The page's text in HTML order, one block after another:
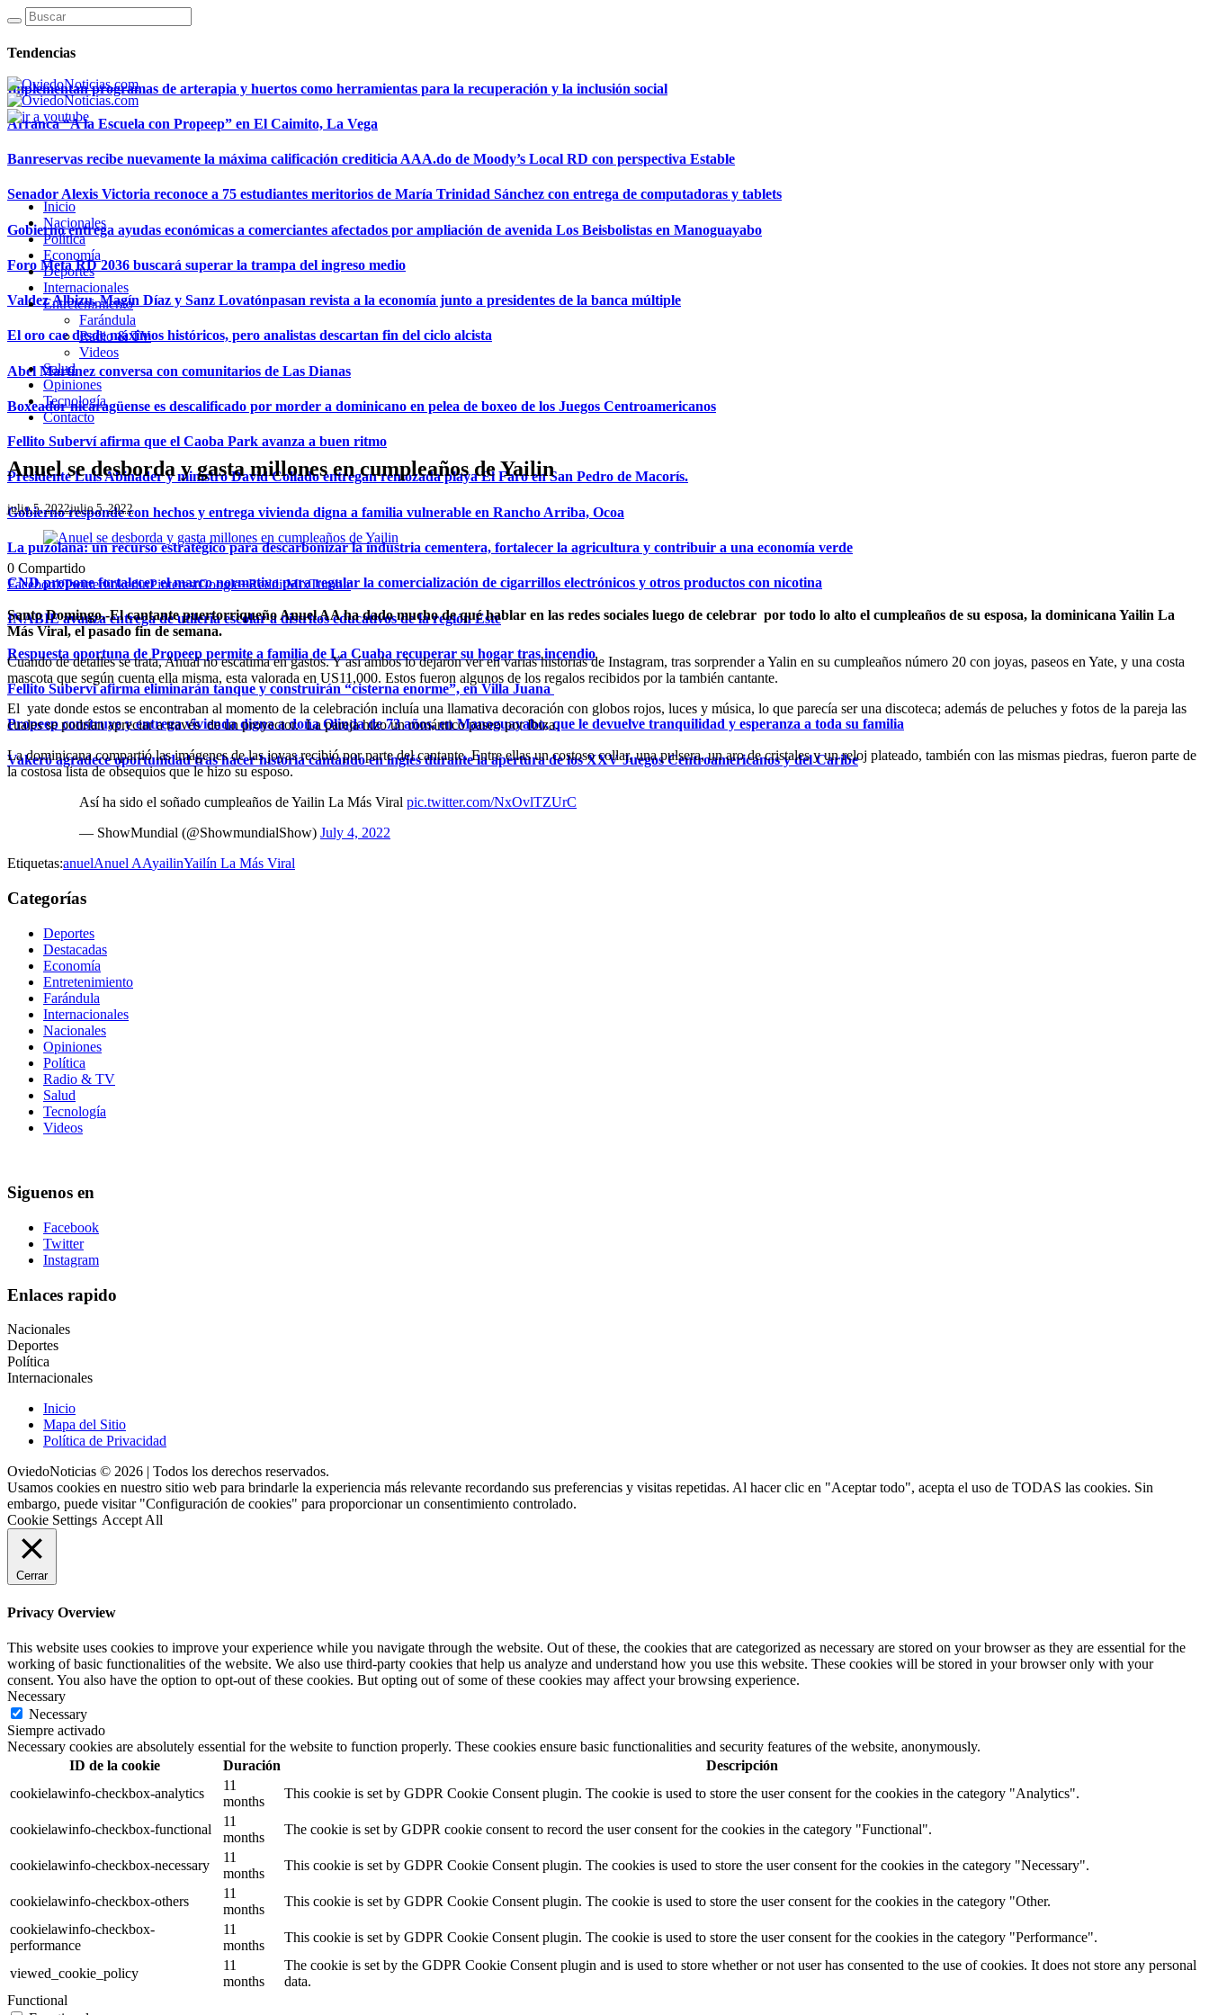
Tendencias
Implementan programas de arterapia y huertos como herramientas para la recuperación y la inclusión social
Arranca “A la Escuela con Propeep” en El Caimito, La Vega
Banreservas recibe nuevamente la máxima calificación crediticia AAA.do de Moody’s Local RD con perspectiva Estable
Senador Alexis Victoria reconoce a 75 estudiantes meritorios de María Trinidad Sánchez con entrega de computadoras y tablets
Gobierno entrega ayudas económicas a comerciantes afectados por ampliación de avenida Los Beisbolistas en Manoguayabo
Foro Meta RD 2036 buscará superar la trampa del ingreso medio
Valdez Albizu, Magín Díaz y Sanz Lovatónpasan revista a la economía junto a presidentes de la banca múltiple
El oro cae desde máximos históricos, pero analistas descartan fin del ciclo alcista
Abel Martínez conversa con comunitarios de Las Dianas
Boxeador nicaragüense es descalificado por morder a dominicano en pelea de boxeo de los Juegos Centroamericanos
Fellito Suberví afirma que el Caoba Park avanza a buen ritmo
Presidente Luis Abinader y ministro David Collado entregan remozada playa El Faro en San Pedro de Macorís.
Gobierno responde con hechos y entrega vivienda digna a familia vulnerable en Rancho Arriba, Ocoa
La puzolana: un recurso estratégico para descarbonizar la industria cementera, fortalecer la agricultura y contribuir a una economía verde
CND propone fortalecer el marco normativo para regular la comercialización de cigarrillos electrónicos y otros productos con nicotina
INABIE avanza entrega de utilería escolar a distritos educativos de la región Este
Respuesta oportuna de Propeep permite a familia de La Cuaba recuperar su hogar tras incendio
Fellito Suberví afirma eliminarán tanque y construirán “cisterna enorme”, en Villa Juana
Propeep construye y entrega vivienda digna a doña Olinda de 73 años, en Manoguayabo, que le devuelve tranquilidad y esperanza a toda su familia
Vakeró agradece oportunidad tras hacer historia cantando en inglés durante la apertura de los XXV Juegos Centroamericanos y del Caribe
Inicio
Nacionales
Política
Economía
Deportes
Internacionales
Entretenimiento
Farándula
Radio & TV
Videos
Salud
Opiniones
Tecnología
Contacto
Anuel se desborda y gasta millones en cumpleaños de Yailin
julio 5, 2022julio 5, 2022
0 Compartido
FacebookTwitterlinkedinPinterestGoogle+RedditMixTumblr
Santo Domingo.-El cantante puertorriqueño Anuel AA ha dado mucho de qué hablar en las redes sociales luego de celebrar por todo lo alto el cumpleaños de su esposa, la dominicana Yailin La
Más Viral, el pasado fin de semana.
Cuando de detalles se trata, Anual no escatima en gastos. Y así ambos lo dejaron ver en varias historias de Instagram, tras sorprender a Yalin en su cumpleaños número 20 con joyas, paseos en Yate, y una costa
mascota que según cuenta ella misma, esta valorada en US11,000. Estos fueron algunos de los regalos recibidos por la también cantante.
El yate donde estos se encontraban al momento de la celebración incluía una llamativa decoración con globos rojos, luces y música, lo que parecía ser una discoteca; además de peluches y fotos de la pareja las
cuales se podrían apreciar a través de un proyector. La pareja hizo un romántico paseo por Ibiza.
La dominicana compartió las imágenes de las joyas recibió por parte del cantante. Entre ellas un costoso collar, una pulsera, un aro de cristales y un reloj plateado, también con las mismas piedras, fueron parte de
la costosa lista de obsequios que le hizo su esposo.
Así ha sido el soñado cumpleaños de Yailin La Más Viral pic.twitter.com/NxOvlTZUrC
— ShowMundial (@ShowmundialShow) July 4, 2022
Etiquetas:anuelAnuel AAyailinYailín La Más Viral
Categorías
Deportes
Destacadas
Economía
Entretenimiento
Farándula
Internacionales
Nacionales
Opiniones
Política
Radio & TV
Salud
Tecnología
Videos
Siguenos en
Facebook
Twitter
Instagram
Enlaces rapido
Nacionales
Deportes
Política
Internacionales
Inicio
Mapa del Sitio
Política de Privacidad
OviedoNoticias © 2026 | Todos los derechos reservados.
Usamos cookies en nuestro sitio web para brindarle la experiencia más relevante recordando sus preferencias y visitas repetidas. Al hacer clic en "Aceptar todo", acepta el uso de TODAS las cookies. Sin
embargo, puede visitar "Configuración de cookies" para proporcionar un consentimiento controlado.
Cookie Settings Accept All
Cerrar
Privacy Overview
This website uses cookies to improve your experience while you navigate through the website. Out of these, the cookies that are categorized as necessary are stored on your browser as they are essential for the
working of basic functionalities of the website. We also use third-party cookies that help us analyze and understand how you use this website. These cookies will be stored in your browser only with your
consent. You also have the option to opt-out of these cookies. But opting out of some of these cookies may affect your browsing experience.
Necessary
Necessary
Siempre activado
Necessary cookies are absolutely essential for the website to function properly. These cookies ensure basic functionalities and security features of the website, anonymously.
ID de la cookie
Duración
Descripción
cookielawinfo-checkbox-analytics
11
months
This cookie is set by GDPR Cookie Consent plugin. The cookie is used to store the user consent for the cookies in the category "Analytics".
cookielawinfo-checkbox-functional
11
months
The cookie is set by GDPR cookie consent to record the user consent for the cookies in the category "Functional".
cookielawinfo-checkbox-necessary
11
months
This cookie is set by GDPR Cookie Consent plugin. The cookies is used to store the user consent for the cookies in the category "Necessary".
cookielawinfo-checkbox-others
11
months
This cookie is set by GDPR Cookie Consent plugin. The cookie is used to store the user consent for the cookies in the category "Other.
cookielawinfo-checkbox-
performance
11
months
This cookie is set by GDPR Cookie Consent plugin. The cookie is used to store the user consent for the cookies in the category "Performance".
viewed_cookie_policy
11
months
The cookie is set by the GDPR Cookie Consent plugin and is used to store whether or not user has consented to the use of cookies. It does not store any personal
data.
Functional